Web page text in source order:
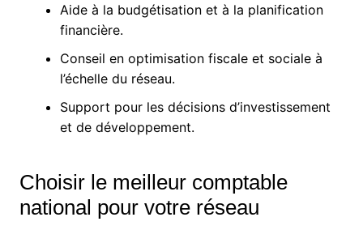
Aide à la budgétisation et à la planification
financière.
Conseil en optimisation fiscale et sociale à
l’échelle du réseau.
Support pour les décisions d’investissement
et de développement.
Choisir le meilleur comptable
national pour votre réseau